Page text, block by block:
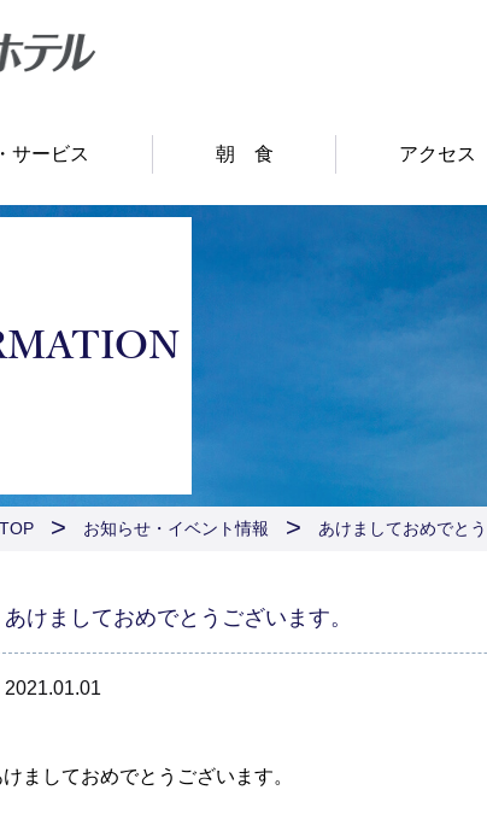
サービス 朝 食 アクセス
お知らせ・イベント情報 あけましておめでとう
あけましておめでとうございます。
2021.01.01
けましておめでとうございます。